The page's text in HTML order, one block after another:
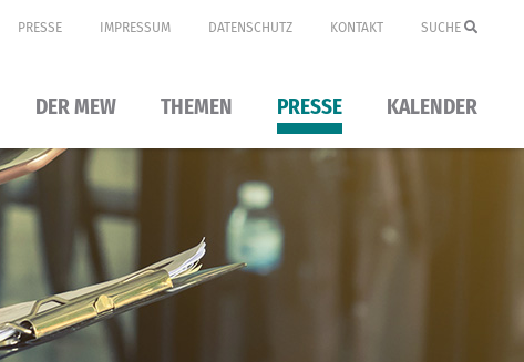
PRESSE IMPRESSUM DATENSCHUTZ KONTAKT SUCHE
DER MEW THEMEN PRESSE KALENDER